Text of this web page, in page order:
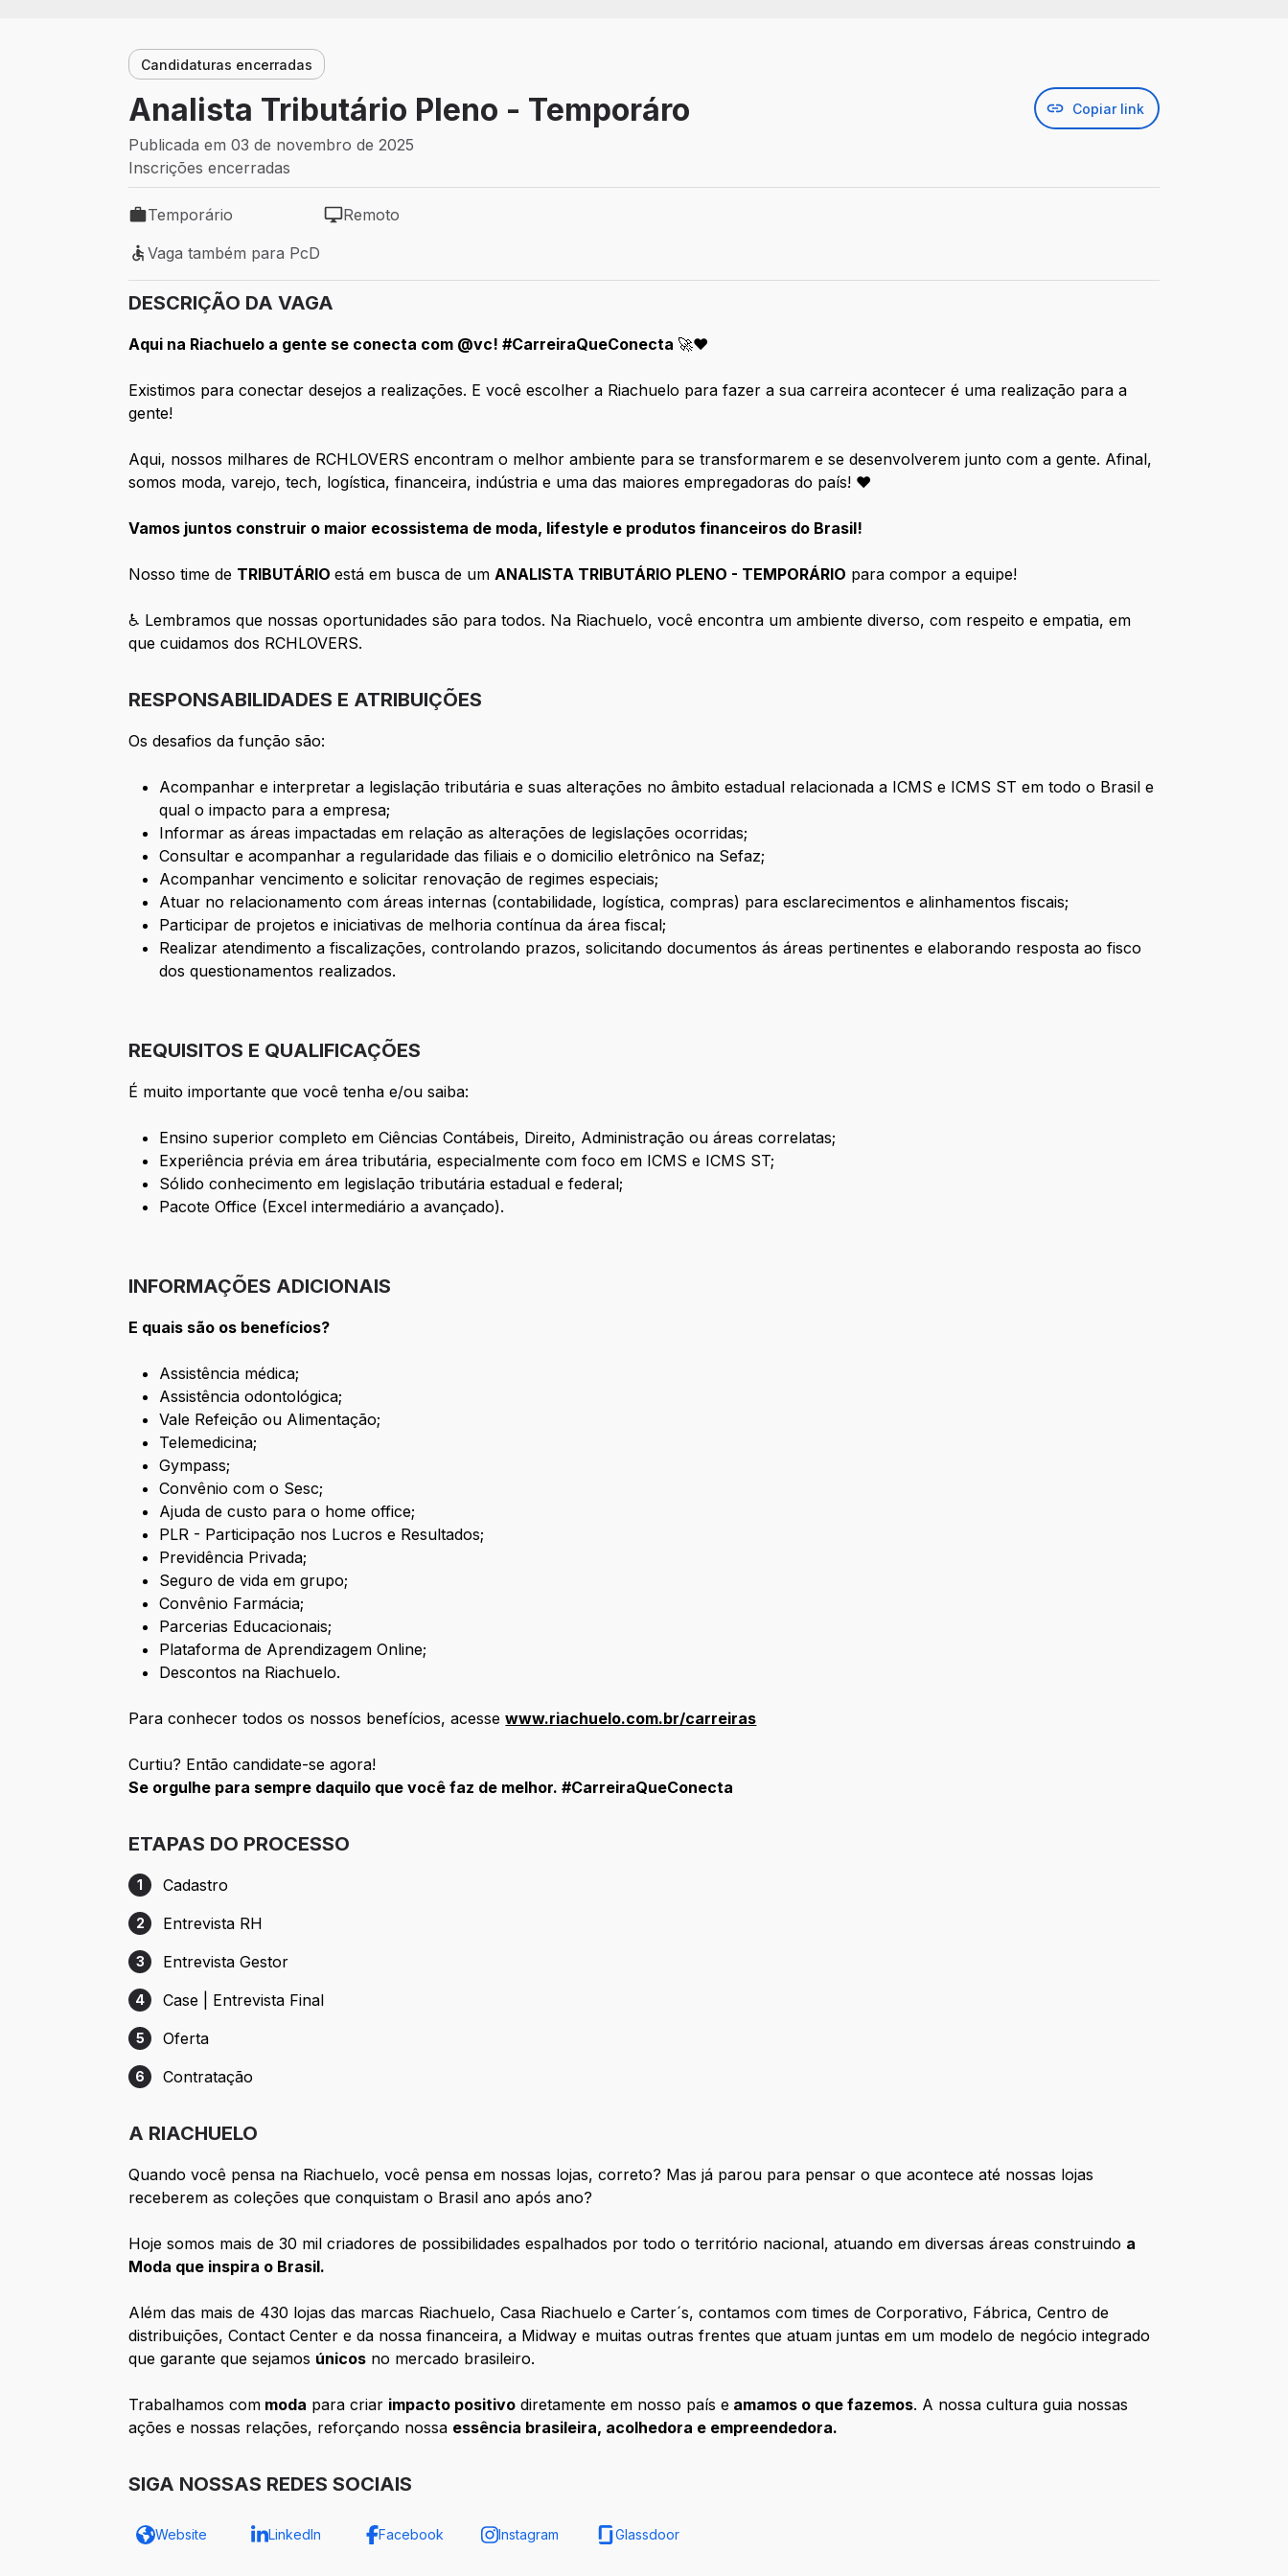
Candidaturas encerradas
Analista Tributário Pleno - Temporáro Copiar link
Publicada em 03 de novembro de 2025
Inscrições encerradas
Tipo de vaga: Temporário
Temporário
Modelo de trabalho: Remoto
Remoto
Vaga também para PcD
Vaga também para PcD
DESCRIÇÃO DA VAGA
Aqui na Riachuelo a gente se conecta com @vc! #CarreiraQueConecta 🚀❤️
Existimos para conectar desejos a realizações. E você escolher a Riachuelo para fazer a sua carreira acontecer é uma realização para a
gente!
Aqui, nossos milhares de RCHLOVERS encontram o melhor ambiente para se transformarem e se desenvolverem junto com a gente. Afinal,
somos moda, varejo, tech, logística, financeira, indústria e uma das maiores empregadoras do país! ♥
Vamos juntos construir o maior ecossistema de moda, lifestyle e produtos financeiros do Brasil!
Nosso time de TRIBUTÁRIOestá em busca de umANALISTA TRIBUTÁRIO PLENO - TEMPORÁRIO para compor a equipe!
♿ Lembramos que nossas oportunidades são para todos. Na Riachuelo, você encontra um ambiente diverso, com respeito e empatia, em
que cuidamos dos RCHLOVERS.
RESPONSABILIDADES E ATRIBUIÇÕES
Os desafios da função são:
Acompanhar e interpretar a legislação tributária e suas alterações no âmbito estadual relacionada a ICMS e ICMS ST em todo o Brasil e
qual o impacto para a empresa;
Informar as áreas impactadas em relação as alterações de legislações ocorridas;
Consultar e acompanhar a regularidade das filiais e o domicilio eletrônico na Sefaz;
Acompanhar vencimento e solicitar renovação de regimes especiais;
Atuar no relacionamento com áreas internas (contabilidade, logística, compras) para esclarecimentos e alinhamentos fiscais;
Participar de projetos e iniciativas de melhoria contínua da área fiscal;
Realizar atendimento a fiscalizações, controlando prazos, solicitando documentos ás áreas pertinentes e elaborando resposta ao fisco
dos questionamentos realizados.
REQUISITOS E QUALIFICAÇÕES
É muito importante que você tenha e/ou saiba:
Ensino superior completo em Ciências Contábeis, Direito, Administração ou áreas correlatas;
Experiência prévia em área tributária, especialmente com foco em ICMS e ICMS ST;
Sólido conhecimento em legislação tributária estadual e federal;
Pacote Office (Excel intermediário a avançado).
INFORMAÇÕES ADICIONAIS
E quais são os benefícios?
Assistência médica;
Assistência odontológica;
Vale Refeição ou Alimentação;
Telemedicina;
Gympass;
Convênio com o Sesc;
Ajuda de custo para o home office;
PLR - Participação nos Lucros e Resultados;
Previdência Privada;
Seguro de vida em grupo;
Convênio Farmácia;
Parcerias Educacionais;
Plataforma de Aprendizagem Online;
Descontos na Riachuelo.
Para conhecer todos os nossos benefícios, acessewww.riachuelo.com.br/carreiras
Curtiu? Então candidate-se agora!
Se orgulhe para sempre daquilo que você faz de melhor. #CarreiraQueConecta
ETAPAS DO PROCESSO
Etapa 1: Cadastro
1 Cadastro
Etapa 2: Entrevista RH
2 Entrevista RH
Etapa 3: Entrevista Gestor
3 Entrevista Gestor
Etapa 4: Case | Entrevista Final
4 Case | Entrevista Final
Etapa 5: Oferta
5 Oferta
Etapa 6: Contratação
6 Contratação
A RIACHUELO
Quando você pensa na Riachuelo, você pensa em nossas lojas, correto? Mas já parou para pensar o que acontece até nossas lojas
receberem as coleções que conquistam o Brasil ano após ano?
Hoje somos mais de 30 mil criadores de possibilidades espalhados por todo o território nacional, atuando em diversas áreas construindo a
Moda que inspira o Brasil.
Além das mais de 430 lojas das marcas Riachuelo, Casa Riachuelo e Carter´s, contamos com times de Corporativo, Fábrica, Centro de
distribuições, Contact Center e da nossa financeira, a Midway e muitas outras frentes que atuam juntas em um modelo de negócio integrado
que garante que sejamos únicos no mercado brasileiro.
Trabalhamos com moda para criar impacto positivo diretamente em nosso país e amamos o que fazemos. A nossa cultura guia nossas
ações e nossas relações, reforçando nossa essência brasileira, acolhedora e empreendedora.
SIGA NOSSAS REDES SOCIAIS
Website LinkedIn Facebook Instagram Glassdoor